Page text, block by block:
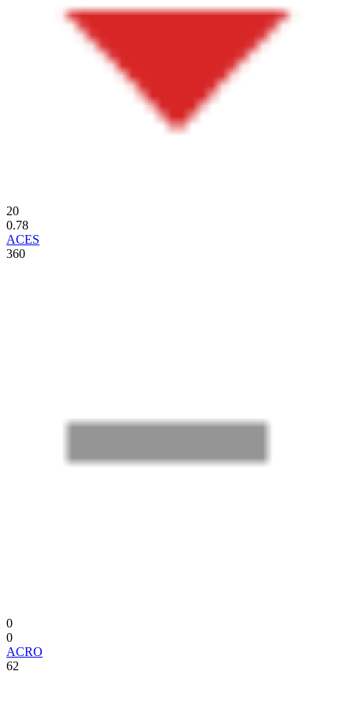
20
0.78
ACES
360
0
0
ACRO
62